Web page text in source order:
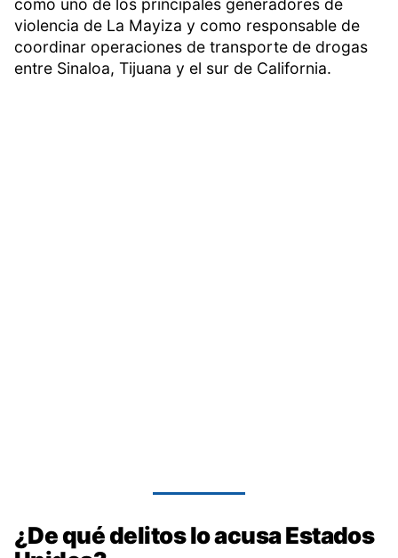
como uno de los principales generadores de
violencia de La Mayiza y como responsable de
coordinar operaciones de transporte de drogas
entre Sinaloa, Tijuana y el sur de California.
¿De qué delitos lo acusa Estados